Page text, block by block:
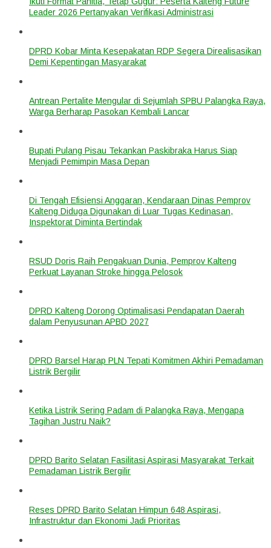
Leader 2026 Pertanyakan Verifikasi Administrasi
DPRD Kobar Minta Kesepakatan RDP Segera Direalisasikan
Demi Kepentingan Masyarakat
Antrean Pertalite Mengular di Sejumlah SPBU Palangka Raya,
Warga Berharap Pasokan Kembali Lancar
Bupati Pulang Pisau Tekankan Paskibraka Harus Siap
Menjadi Pemimpin Masa Depan
Di Tengah Efisiensi Anggaran, Kendaraan Dinas Pemprov
Kalteng Diduga Digunakan di Luar Tugas Kedinasan,
Inspektorat Diminta Bertindak
RSUD Doris Raih Pengakuan Dunia, Pemprov Kalteng
Perkuat Layanan Stroke hingga Pelosok
DPRD Kalteng Dorong Optimalisasi Pendapatan Daerah
dalam Penyusunan APBD 2027
DPRD Barsel Harap PLN Tepati Komitmen Akhiri Pemadaman
Listrik Bergilir
Ketika Listrik Sering Padam di Palangka Raya, Mengapa
Tagihan Justru Naik?
DPRD Barito Selatan Fasilitasi Aspirasi Masyarakat Terkait
Pemadaman Listrik Bergilir
Reses DPRD Barito Selatan Himpun 648 Aspirasi,
Infrastruktur dan Ekonomi Jadi Prioritas